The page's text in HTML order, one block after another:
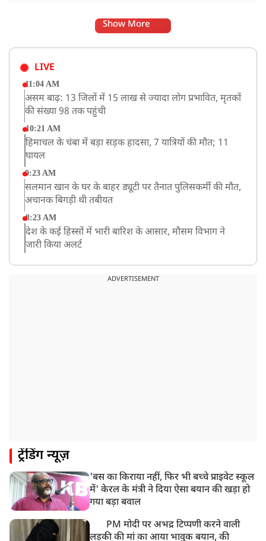
Show More
LIVE
11:04 AM
असम बाढ़: 13 जिलों में 15 लाख से ज्यादा लोग प्रभावित, मृतकों
की संख्या 98 तक पहुंची
10:21 AM
हिमाचल के चंबा में बड़ा सड़क हादसा, 7 यात्रियों की मौत; 11
घायल
9:23 AM
सलमान खान के घर के बाहर ड्यूटी पर तैनात पुलिसकर्मी की मौत,
अचानक बिगड़ी थी तबीयत
8:23 AM
देश के कई हिस्सों में भारी बारिश के आसार, मौसम विभाग ने
जारी किया अलर्ट
भारत समेत 5 देशों पर 100% टैरिफ
ADVERTISEMENT
ट्रेंडिंग न्यूज़
'बस का किराया नहीं, फिर भी बच्चे प्राइवेट स्कूल
में' केरल के मंत्री ने दिया ऐसा बयान की खड़ा हो
गया बड़ा बवाल
PM मोदी पर अभद्र टिप्पणी करने वाली
लड़की की मां का आया भावुक बयान, की